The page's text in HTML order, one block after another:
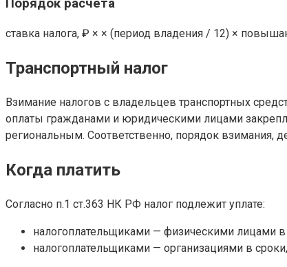
Порядок расчёта
ставка налога, ₽ × × (период владения / 12) ×
Транспортный налог
Взимание налогов с владельцев транспортных
оплаты гражданами и юридическими лицами
региональным. Соответственно, порядок взимания,
Когда платить
Согласно п.1 ст.363 НК РФ налог подлежит уплате:
налогоплательщиками — физическими лицами в
налогоплательщиками — организациями в